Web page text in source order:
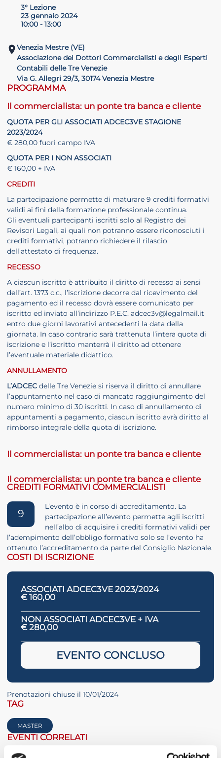
3° Lezione
23 gennaio 2024
10:00 - 13:00
Venezia Mestre (VE)
Associazione dei Dottori Commercialisti e degli Esperti
Contabili delle Tre Venezie
Via G. Allegri 29/3, 30174 Venezia Mestre
PROGRAMMA
Il commercialista: un ponte tra banca e cliente
QUOTA PER GLI ASSOCIATI ADCEC3VE STAGIONE
2023/2024
€ 280,00 fuori campo IVA
QUOTA PER I NON ASSOCIATI
€ 160,00 + IVA
CREDITI
La partecipazione permette di maturare 9 crediti formativi
validi ai fini della formazione professionale continua.
Gli eventuali partecipanti iscritti solo al Registro dei
Revisori Legali, ai quali non potranno essere riconosciuti i
crediti formativi, potranno richiedere il rilascio
dell’attestato di frequenza.
RECESSO
A ciascun iscritto è attribuito il diritto di recesso ai sensi
dell’art. 1373 c.c., l’iscrizione decorre dal ricevimento del
pagamento ed il recesso dovrà essere comunicato per
iscritto ed inviato all’indirizzo P.E.C. adcec3v@legalmail.it
entro due giorni lavorativi antecedenti la data della
giornata. In caso contrario sarà trattenuta l’intera quota di
iscrizione e l’iscritto manterrà il diritto ad ottenere
l’eventuale materiale didattico.
ANNULLAMENTO
L’ADCEC delle Tre Venezie si riserva il diritto di annullare
l’appuntamento nel caso di mancato raggiungimento del
numero minimo di 30 iscritti. In caso di annullamento di
appuntamenti a pagamento, ciascun iscritto avrà diritto al
rimborso integrale della quota di iscrizione.
Il commercialista: un ponte tra banca e cliente
Il commercialista: un ponte tra banca e cliente
CREDITI FORMATIVI COMMERCIALISTI
9
L’evento è in corso di accreditamento. La
partecipazione all’evento permette agli iscritti
nell’albo di acquisire i crediti formativi validi per
l’adempimento dell’obbligo formativo solo se l’evento ha
ottenuto l’accreditamento da parte del Consiglio Nazionale.
COSTI DI ISCRIZIONE
ASSOCIATI ADCEC3VE 2023/2024
€ 160,00
NON ASSOCIATI ADCEC3VE + IVA
€ 280,00
EVENTO CONCLUSO
Prenotazioni chiuse il 10/01/2024
TAG
MASTER
EVENTI CORRELATI